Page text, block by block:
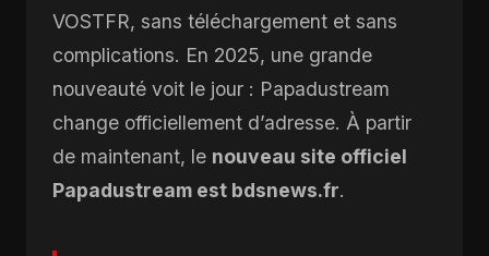
VOSTFR, sans téléchargement et sans
complications. En 2025, une grande
nouveauté voit le jour : Papadustream
change officiellement d’adresse. À partir
de maintenant, le nouveau site officiel
Papadustream est bdsnews.fr.